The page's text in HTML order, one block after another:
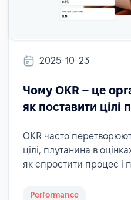
2025-10-23
Чому OKR – це
як поставити цілі
OKR часто
цілі, плутанина в
як спростити процес і
Performance